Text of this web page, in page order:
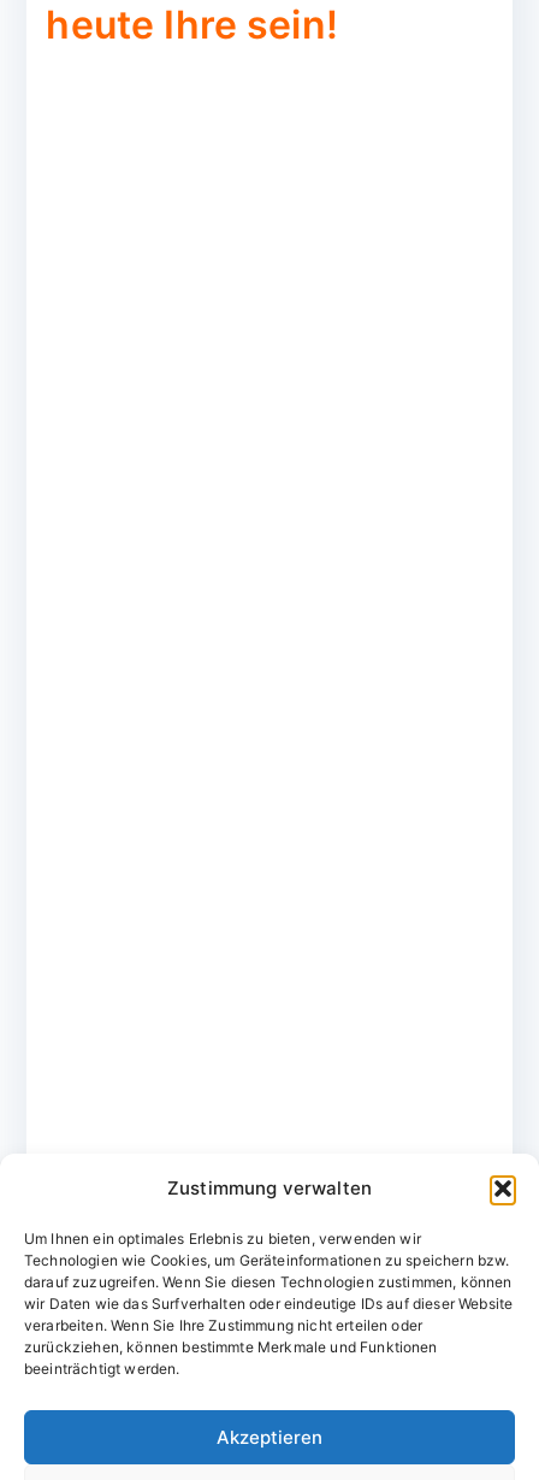
Zustimmung verwalten
Um Ihnen ein optimales Erlebnis zu bieten, verwenden wir
Technologien wie Cookies, um Geräteinformationen zu speichern bzw.
darauf zuzugreifen. Wenn Sie diesen Technologien zustimmen, können
wir Daten wie das Surfverhalten oder eindeutige IDs auf dieser Website
verarbeiten. Wenn Sie Ihre Zustimmung nicht erteilen oder
zurückziehen, können bestimmte Merkmale und Funktionen
beeinträchtigt werden.
Akzeptieren
heute Ihre sein!
Domainvergabestelle.de